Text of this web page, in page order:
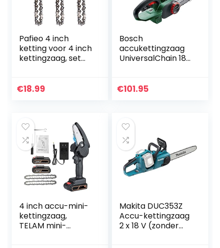
Pafieo 4 inch
ketting voor 4 inch
kettingzaag, set
€18.99
Bosch
accukettingzaag
UniversalChain 18
kartonnen doos)
€101.95
4 inch accu-mini-
kettingzaag,
TELAM mini-
Makita DUC353Z
Accu-kettingzaag
2 x 18 V (zonder